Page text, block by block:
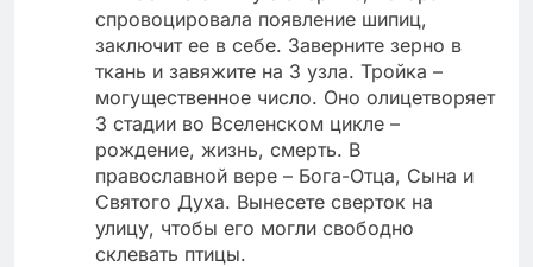
спровоцировала появление шипиц,
заключит ее в себе. Заверните зерно в
ткань и завяжите на 3 узла. Тройка –
могущественное число. Оно олицетворяет
3 стадии во Вселенском цикле –
рождение, жизнь, смерть. В
православной вере – Бога-Отца, Сына и
Святого Духа. Вынесете сверток на
улицу, чтобы его могли свободно
склевать птицы.